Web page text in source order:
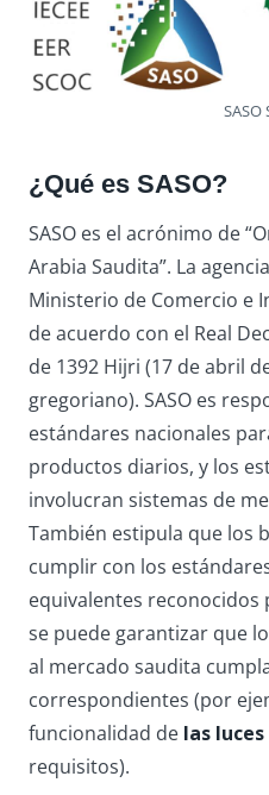
SASO
¿Qué es SASO?
SASO es el acrónimo de
Arabia Saudita”. La
Ministerio de Comercio e
de acuerdo con el Real
de 1392 Hijri (17 de abril
gregoriano). SASO es
estándares nacionales
productos diarios, y los
involucran sistemas de
También estipula que los
cumplir con los
equivalentes reconocidos
se puede garantizar que
al mercado saudita
correspondientes (por
funcionalidad de las luces
requisitos).